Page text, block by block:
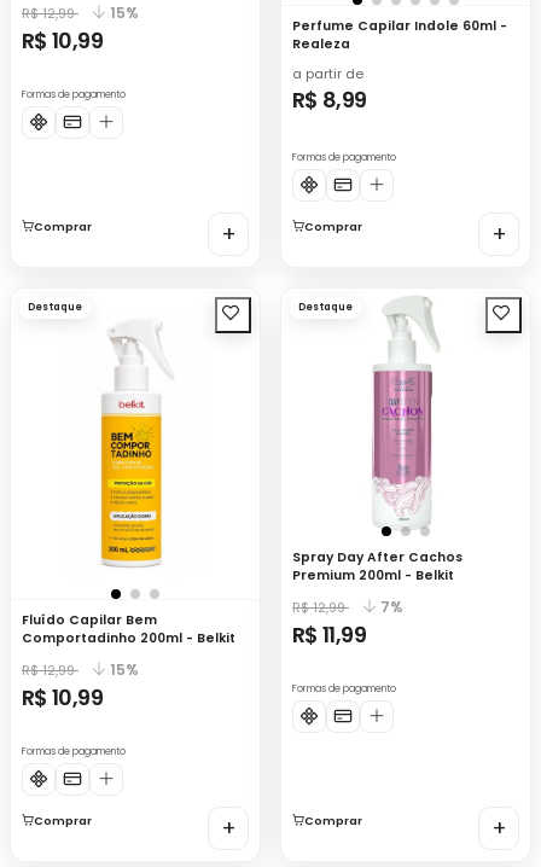
R$ 12,99 15%
R$ 10,99
Formas de pagamento
Comprar +
Perfume Capilar Indole 60ml -
Realeza
a partir de
R$ 8,99
Formas de pagamento
Comprar +
Destaque
Fluído Capilar Bem
Comportadinho 200ml - Belkit
R$ 12,99 15%
R$ 10,99
Formas de pagamento
Comprar +
Destaque
Spray Day After Cachos
Premium 200ml - Belkit
R$ 12,99 7%
R$ 11,99
Formas de pagamento
Comprar +